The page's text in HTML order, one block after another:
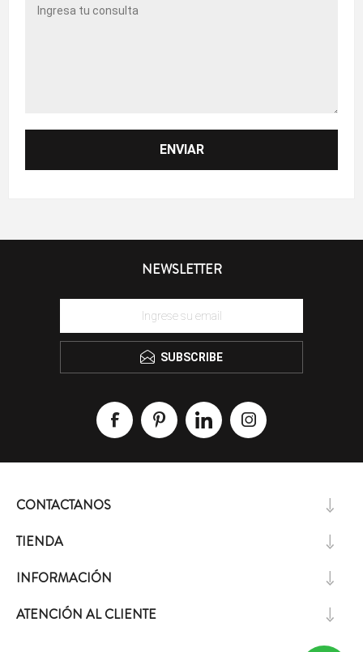
NEWSLETTER
SUBSCRIBE
CONTACTANOS
TIENDA
INFORMACIÓN
ATENCIÓN AL CLIENTE